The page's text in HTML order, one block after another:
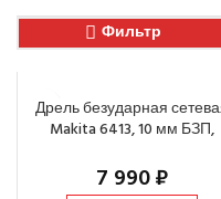
Фильтр
Дрель безударная
Makita 6413, 10 мм БЗП,
7 990₽